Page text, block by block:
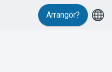
Arrangör?